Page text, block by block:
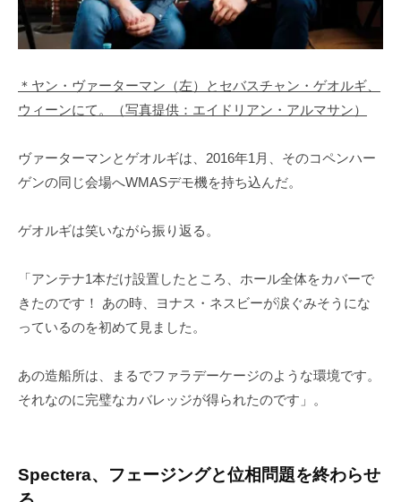
＊ヤン・ヴァーターマン（左）とセバスチャン・ゲオルギ、
ウィーンにて。（写真提供：エイドリアン・アルマサン）
ヴァーターマンとゲオルギは、2016年1月、そのコペンハー
ゲンの同じ会場へWMASデモ機を持ち込んだ。
ゲオルギは笑いながら振り返る。
「アンテナ1本だけ設置したところ、ホール全体をカバーで
きたのです！ あの時、ヨナス・ネスビーが涙ぐみそうにな
っているのを初めて見ました。
あの造船所は、まるでファラデーケージのような環境です。
それなのに完璧なカバレッジが得られたのです」。
Spectera、フェージングと位相問題を終わらせ